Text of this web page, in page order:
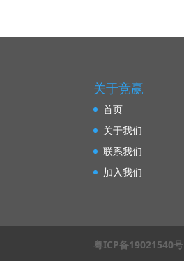
关于竞赢
首页
关于我们
联系我们
加入我们
粤ICP备19021540号